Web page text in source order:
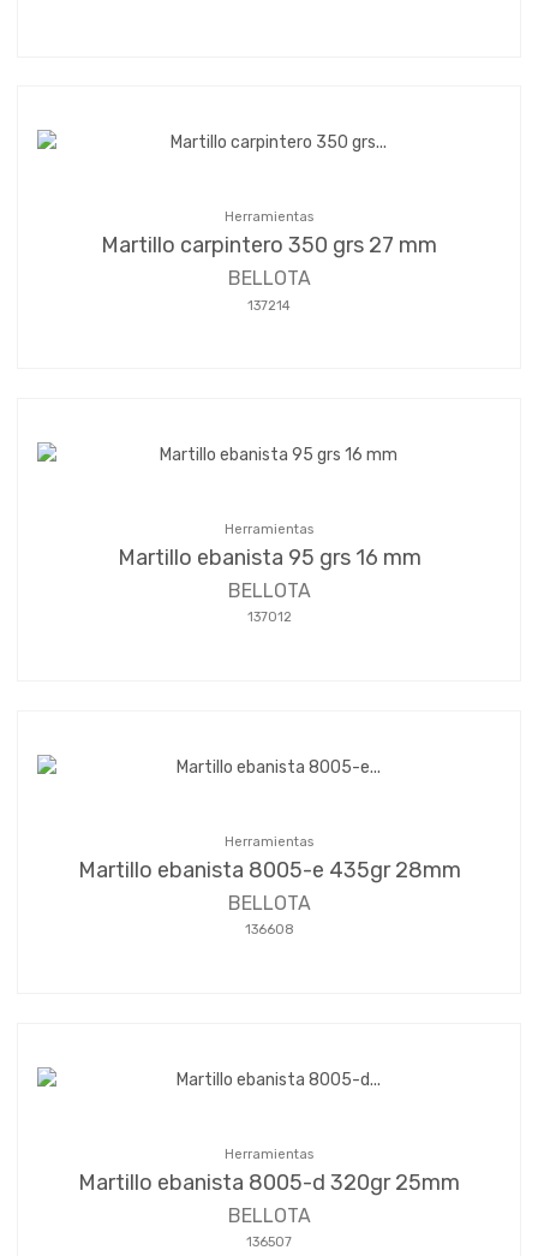
Herramientas
Martillo carpintero 350 grs 27 mm
BELLOTA
137214
Herramientas
Martillo ebanista 95 grs 16 mm
BELLOTA
137012
Herramientas
Martillo ebanista 8005-e 435gr 28mm
BELLOTA
136608
Herramientas
Martillo ebanista 8005-d 320gr 25mm
BELLOTA
136507